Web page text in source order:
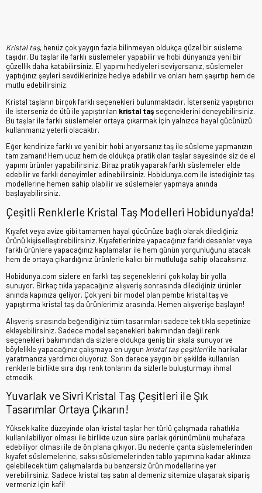
Kristal taş, henüz çok yaygın fazla bilinmeyen oldukça güzel bir süsleme
taşıdır. Bu taşlar ile farklı süslemeler yapabilir ve hobi dünyanıza yeni bir
güzellik daha katabilirsiniz. El yapımı hediyeleri seviyorsanız, süslemeler
yaptığınız şeyleri sevdiklerinize hediye edebilir ve onları hem şaşırtıp hem de
mutlu edebilirsiniz.
Kristal taşların birçok farklı seçenekleri bulunmaktadır. İsterseniz yapıştırıcı
ile isterseniz de ütü ile yapıştırılan kristal taş seçeneklerini deneyebilirsiniz.
Bu taşlar ile farklı süslemeler ortaya çıkarmak için yalnızca hayal gücünüzü
kullanmanız yeterli olacaktır.
Eğer kendinize farklı ve yeni bir hobi arıyorsanız taş ile süsleme yapmanızın
tam zamanı! Hem ucuz hem de oldukça pratik olan taşlar sayesinde siz de el
yapımı ürünler yapabilirsiniz. Biraz pratik yaparak farklı süslemeler elde
edebilir ve farklı deneyimler edinebilirsiniz. Hobidunya.com ile istediğiniz taş
modellerine hemen sahip olabilir ve süslemeler yapmaya anında
başlayabilirsiniz.
Çeşitli Renklerle Kristal Taş Modelleri Hobidunya'da!
Kıyafet veya avize gibi tamamen hayal gücünüze bağlı olarak dilediğiniz
ürünü kişiselleştirebilirsiniz. Kıyafetlerinize yapacağınız farklı desenler veya
farklı ürünlere yapacağınız kaplamalar ile hem günün yorgunluğunu atacak
hem de ortaya çıkardığınız ürünlerle kalıcı bir mutluluğa sahip olacaksınız.
Hobidunya.com sizlere en farklı taş seçeneklerini çok kolay bir yolla
sunuyor. Birkaç tıkla yapacağınız alışveriş sonrasında dilediğiniz ürünler
anında kapınıza geliyor. Çok yeni bir model olan pembe kristal taş ve
yapıştırma kristal taş da ürünlerimiz arasında. Hemen alışverişe başlayın!
Alışveriş sırasında beğendiğiniz tüm tasarımları sadece tek tıkla sepetinize
ekleyebilirsiniz. Sadece model seçenekleri bakımından değil renk
seçenekleri bakımından da sizlere oldukça geniş bir skala sunuyor ve
böylelikle yapacağınız çalışmaya en uygun kristal taş çeşitleriile harikalar
yaratmanıza yardımcı oluyoruz. Son derece yaygın bir şekilde kullanılan
renklerle birlikte sıra dışı renk tonlarını da sizlerle buluşturmayı ihmal
etmedik.
Yuvarlak ve Sivri Kristal Taş Çeşitleri ile Şık
Tasarımlar Ortaya Çıkarın!
Yüksek kalite düzeyinde olan kristal taşlar her türlü çalışmada rahatlıkla
kullanılabiliyor olması ile birlikte uzun süre parlak görünümünü muhafaza
edebiliyor olması ile de ön plana çıkıyor. Bu nedenle çanta süslemelerinden
kıyafet süslemelerine, saksı süslemelerinden tablo yapımına kadar aklınıza
gelebilecek tüm çalışmalarda bu benzersiz ürün modellerine yer
verebilirsiniz. Sadece kristal taş satın al demeniz sitemize ulaşarak sipariş
vermeniz için kafi!